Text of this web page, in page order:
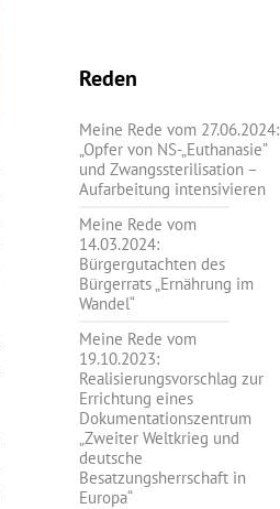
Reden
Meine Rede vom 27.06.2024:
„Opfer von NS-„Euthanasie”
und Zwangssterilisation –
Aufarbeitung intensivieren
Meine Rede vom
14.03.2024:
Bürgergutachten des
Bürgerrats „Ernährung im
Wandel“
Meine Rede vom
19.10.2023:
Realisierungsvorschlag zur
Errichtung eines
Dokumentationszentrum
„Zweiter Weltkrieg und
deutsche
Besatzungsherrschaft in
Europa“